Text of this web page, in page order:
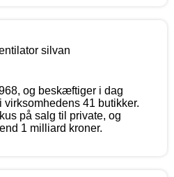
og beskæftiger i dag
41 butikker.
på salg til private, og
1 milliard kroner.